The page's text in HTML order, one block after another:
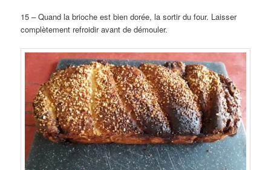
15 – Quand la brioche est bien dorée, la sortir du four. Laisser
complètement refroidir avant de démouler.